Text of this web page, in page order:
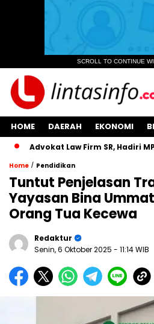
SCROLL TO CONTINUE
HOME DAERAH EKONOMI
Advokat Law Firm SR, Hadiri MPLS
Home / Pendidikan
Tuntut Penjelasan
Yayasan Bina
Orang Tua Kecewa
Redaktur
Senin, 6 Oktober 2025 - 11:14 WIB